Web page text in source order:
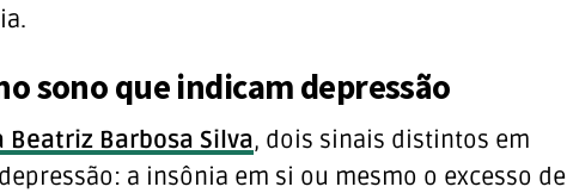
sono que indicam depressão
Barbosa Silva, dois sinais distintos em
a insônia em si ou mesmo o excesso de